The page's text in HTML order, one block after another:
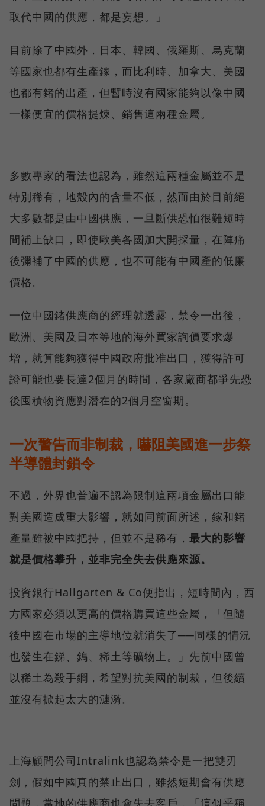
取代中國的供應，都是妄想。」
目前除了中國外，日本、韓國、俄羅斯、烏克蘭
等國家也都有生產鎵，而比利時、加拿大、美國
也都有鍺的出產，但暫時沒有國家能夠以像中國
一樣便宜的價格提煉、銷售這兩種金屬。
多數專家的看法也認為，雖然這兩種金屬並不是
特別稀有，地殼內的含量不低，然而由於目前絕
大多數都是由中國供應，一旦斷供恐怕很難短時
間補上缺口，即使歐美各國加大開採量，在陣痛
後彌補了中國的供應，也不可能有中國產的低廉
價格。
一位中國鍺供應商的經理就透露，禁令一出後，
歐洲、美國及日本等地的海外買家詢價要求爆
增，就算能夠獲得中國政府批准出口，獲得許可
證可能也要長達2個月的時間，各家廠商都爭先恐
後囤積物資應對潛在的2個月空窗期。
一次警告而非制裁，嚇阻美國進一步祭
半導體封鎖令
不過，外界也普遍不認為限制這兩項金屬出口能
對美國造成重大影響，就如同前面所述，鎵和鍺
產量雖被中國把持，但並不是稀有， 最大的影響
就是價格攀升，並非完全失去供應來源。
投資銀行Hallgarten & Co便指出，短時間內，西
方國家必須以更高的價格購買這些金屬，「但隨
後中國在市場的主導地位就消失了──同樣的情況
也發生在銻、鎢、稀土等礦物上。」先前中國曾
以稀土為殺手鐧，希望對抗美國的制裁，但後續
並沒有掀起太大的漣漪。
上海顧問公司Intralink也認為禁令是一把雙刃
劍，假如中國真的禁止出口，雖然短期會有供應
問題，當地的供應商也會失去客戶，「這似乎稱